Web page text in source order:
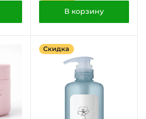
В корзину
Скидка